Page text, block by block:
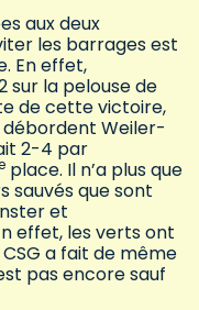
aux deux
les barrages est
En effet,
sur la pelouse de
de cette victoire,
débordent Weiler-
2-4 par
place. Il n’a plus que
sauvés que sont
et
effet, les verts ont
a fait de même
pas encore sauf